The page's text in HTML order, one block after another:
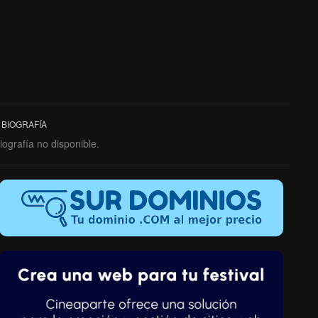
no disponible.